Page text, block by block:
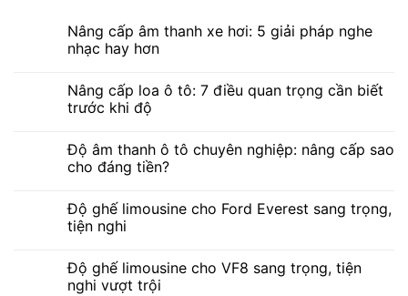
Nâng cấp âm thanh xe hơi: 5 giải pháp nghe
nhạc hay hơn
Nâng cấp loa ô tô: 7 điều quan trọng cần biết
trước khi độ
Độ âm thanh ô tô chuyên nghiệp: nâng cấp sao
cho đáng tiền?
Độ ghế limousine cho Ford Everest sang trọng,
tiện nghi
Độ ghế limousine cho VF8 sang trọng, tiện
nghi vượt trội